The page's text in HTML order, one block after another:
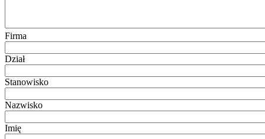
Firma
Dział
Stanowisko
Nazwisko
Imię